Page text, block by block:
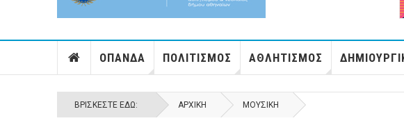
ΟΠΑΝΔΑ ΠΟΛΙΤΙΣΜΌΣ ΑΘΛΗΤΙΣΜΌΣ
ΒΡΊΣΚΕΣΤΕ ΕΔΏ: ΑΡΧΙΚΉ ΜΟΥΣΙΚΉ